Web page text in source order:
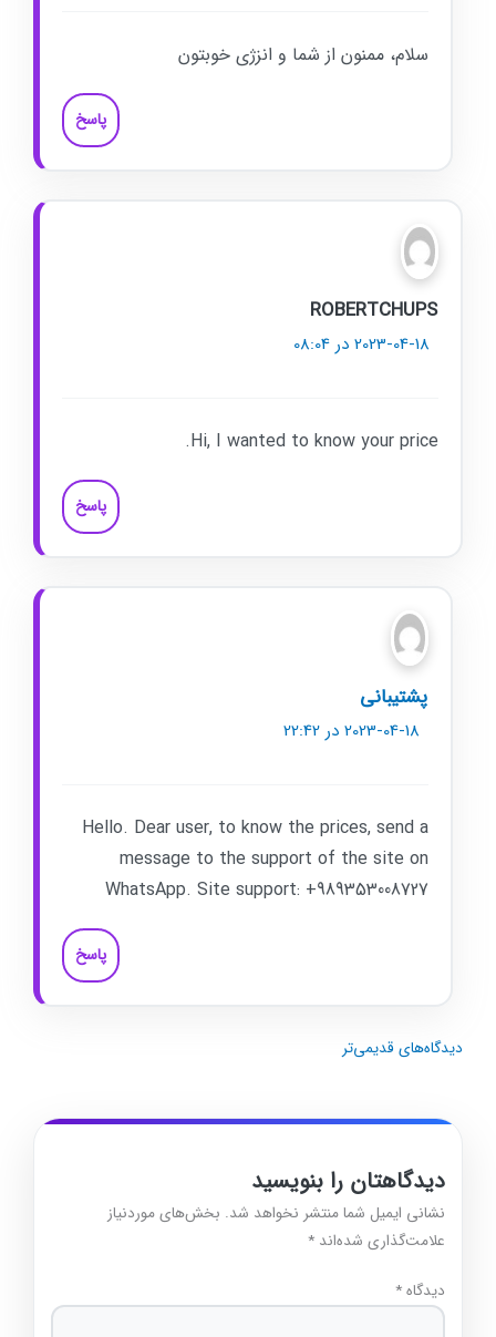
سلام، ممنون از شما و انزژی خوبتون
پاسخ
ROBERTCHUPS
2023-04-18 در 08:04
Hi, I wanted to know your price.
پاسخ
پشتیبانی
2023-04-18 در 22:42
Hello. Dear user, to know the prices, send a
message to the support of the site on
WhatsApp. Site support: +989353008727
پاسخ
دیدگاه‌های قدیمی‌تر
دیدگاهتان را بنویسید
نشانی ایمیل شما منتشر نخواهد شد. بخش‌های موردنیاز
علامت‌گذاری شده‌اند *
دیدگاه*